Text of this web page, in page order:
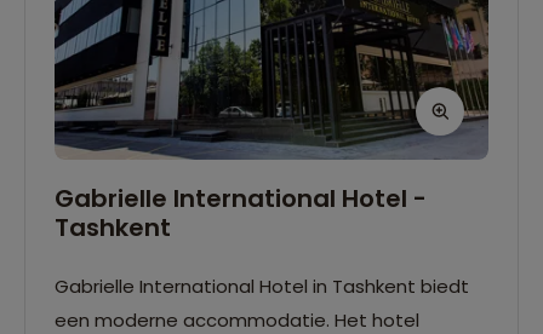
Gabrielle International Hotel -
Tashkent
Gabrielle International Hotel in Tashkent biedt
een moderne accommodatie. Het hotel